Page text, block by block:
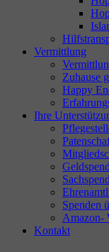
Vermittlung
Zuhause
Happy
Ihre
Spenden
Amazon-
Kontakt